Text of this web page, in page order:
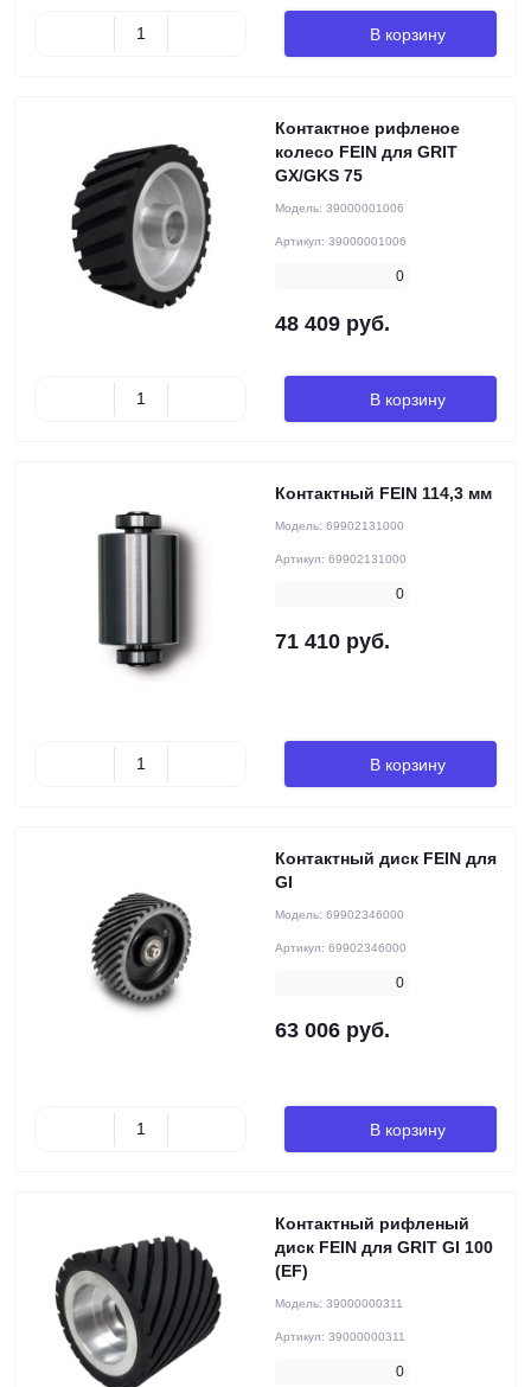
В корзину
Контактное рифленое
колесо FEIN для GRIT
GX/GKS 75
Модель: 39000001006
Артикул: 39000001006
0
48 409 руб.
В корзину
Контактный FEIN 114,3 мм
Модель: 69902131000
Артикул: 69902131000
0
71 410 руб.
В корзину
Контактный диск FEIN для
GI
Модель: 69902346000
Артикул: 69902346000
0
63 006 руб.
В корзину
Контактный рифленый
диск FEIN для GRIT GI 100
(EF)
Модель: 39000000311
Артикул: 39000000311
0